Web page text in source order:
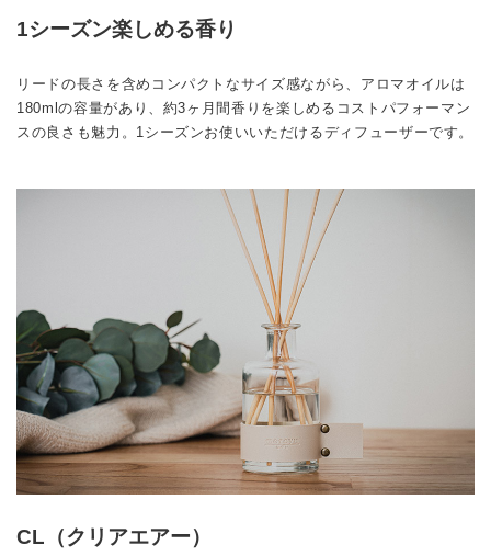
1シーズン楽しめる香り
リードの長さを含めコンパクトなサイズ感ながら、アロマオイルは
180mlの容量があり、約3ヶ月間香りを楽しめるコストパフォーマン
スの良さも魅力。1シーズンお使いいただけるディフューザーです。
CL（クリアエアー）